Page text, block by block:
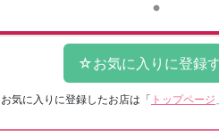
お気に入りに登録したお店は 「 トップページ